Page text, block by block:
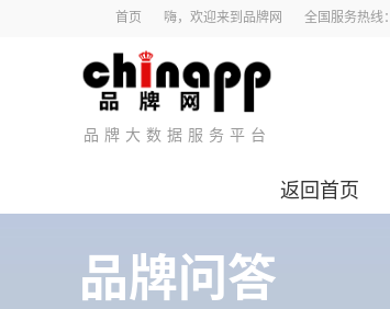
首页 嗨，欢迎来到品牌网 全国服务热线：
品牌大数据服务平台
返回首页
品牌问答